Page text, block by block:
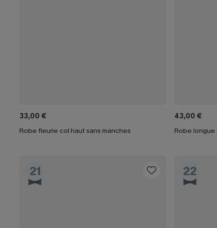
33,00 €
Robe fleurie col haut sans manches
43,00 €
21 22